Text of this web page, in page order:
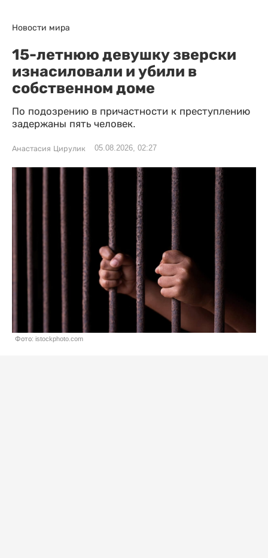
Новости мира
15-летнюю девушку зверски
изнасиловали и убили в
собственном доме
По подозрению в причастности к преступлению
задержаны пять человек.
Анастасия Цирулик 05.08.2026, 02:27
Фото: istockphoto.com